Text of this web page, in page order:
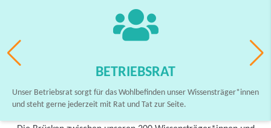
BETRIEBSRAT
Unser Betriebsrat sorgt für das Wohlbefinden unser Wissensträger*innen
und steht gerne jederzeit mit Rat und Tat zur Seite.